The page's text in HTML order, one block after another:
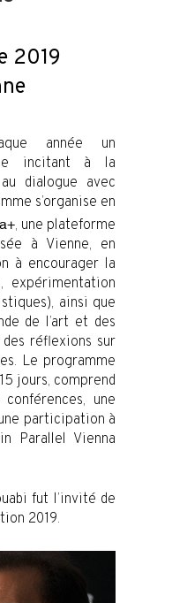
2019
année un
incitant à la
dialogue avec
s’organise en
, une plateforme
à Vienne, en
à encourager la
expérimentation
ainsi que
de l’art et des
réflexions sur
Le programme
jours, comprend
une
participation à
Parallel Vienna
fut l’invité de
2019.